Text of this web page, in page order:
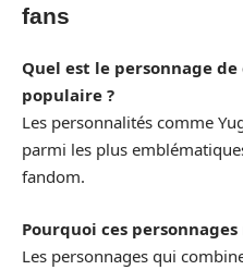
fans
Quel est le personnage
populaire ?
Les personnalités comme
parmi les plus
fandom.
Pourquoi ces
Les personnages qui